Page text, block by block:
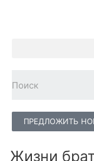
ПРЕДЛОЖИТЬ
Жизни